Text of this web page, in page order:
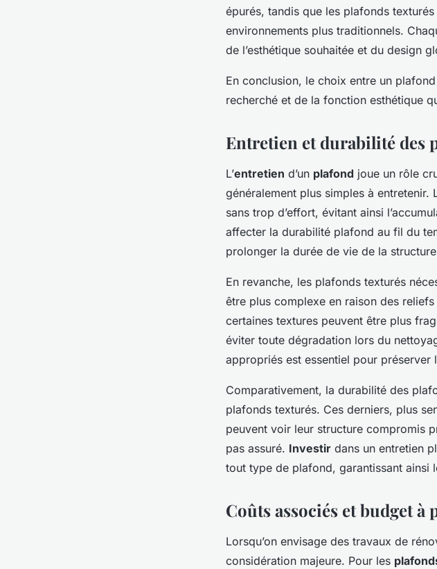
épurés, tandis que les plafonds
environnements plus traditionnels.
de l’esthétique souhaitée et du design
En conclusion, le choix entre un
recherché et de la fonction esthétique
Entretien et durabilité des
L’entretien d’un plafond joue un rôle
généralement plus simples à
sans trop d’effort, évitant ainsi
affecter la durabilité plafond au fil du
prolonger la durée de vie de la
En revanche, les plafonds texturés
être plus complexe en raison des
certaines textures peuvent être plus
éviter toute dégradation lors du
appropriés est essentiel pour
Comparativement, la durabilité des
plafonds texturés. Ces derniers, plus
peuvent voir leur structure compromis
pas assuré. Investir dans un entretien
tout type de plafond, garantissant ainsi
Coûts associés et budget à
Lorsqu’on envisage des travaux de
considération majeure. Pour les